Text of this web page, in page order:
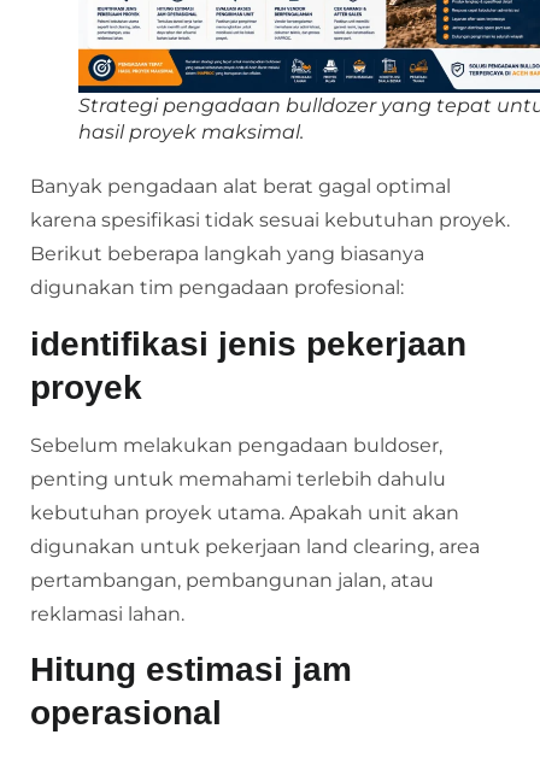
Strategi pengadaan bulldozer yang tepat
hasil proyek maksimal.
Banyak pengadaan alat berat gagal optimal
karena spesifikasi tidak sesuai kebutuhan proyek.
Berikut beberapa langkah yang biasanya
digunakan tim pengadaan profesional:
identifikasi jenis pekerjaan
proyek
Sebelum melakukan pengadaan buldoser,
penting untuk memahami terlebih dahulu
kebutuhan proyek utama. Apakah unit akan
digunakan untuk pekerjaan land clearing, area
pertambangan, pembangunan jalan, atau
reklamasi lahan.
Hitung estimasi jam
operasional